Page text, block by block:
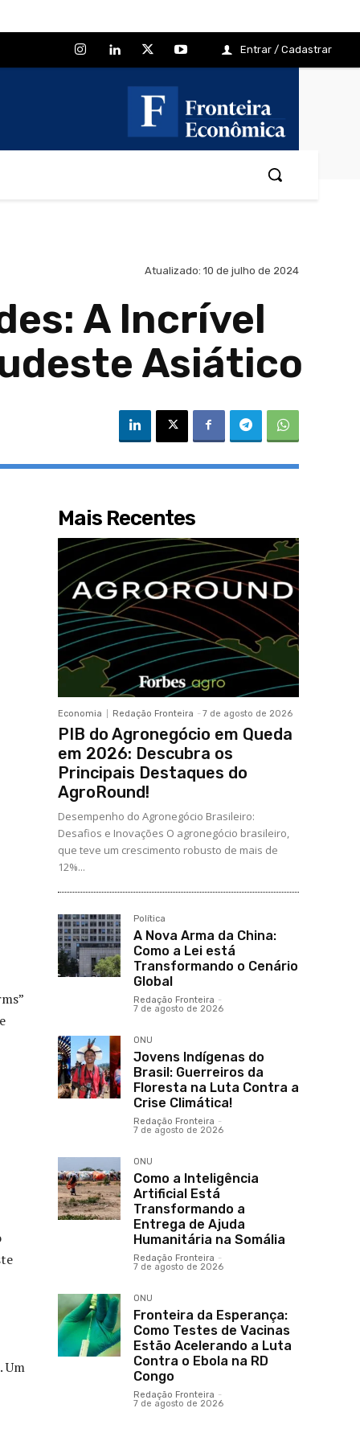
Entrar / Cadastrar
Atualizado: 10 de julho de 2024
A Incrível
Asiático
Um
Mais Recentes
Economia Redação Fronteira - 7 de agosto de 2026
PIB do Agronegócio em Queda
em 2026: Descubra os
Principais Destaques do
AgroRound!
Desempenho do Agronegócio Brasileiro:
Desafios e Inovações O agronegócio brasileiro,
que teve um crescimento robusto de mais de
12%...
Política
A Nova Arma da China:
Como a Lei está
Transformando o Cenário
Global
Redação Fronteira -
7 de agosto de 2026
ONU
Jovens Indígenas do
Brasil: Guerreiros da
Floresta na Luta Contra a
Crise Climática!
Redação Fronteira -
7 de agosto de 2026
ONU
Como a Inteligência
Artificial Está
Transformando a
Entrega de Ajuda
Humanitária na Somália
Redação Fronteira -
7 de agosto de 2026
ONU
Fronteira da Esperança:
Como Testes de Vacinas
Estão Acelerando a Luta
Contra o Ebola na RD
Congo
Redação Fronteira -
7 de agosto de 2026